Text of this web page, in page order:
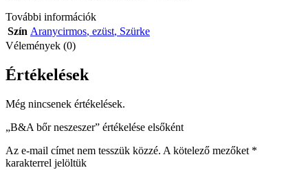
További információk
Szín Aranycirmos, ezüst, Szürke
Vélemények (0)
Értékelések
Még nincsenek értékelések.
„B&A bőr neszeszer” értékelése elsőként
Az e-mail címet nem tesszük közzé. A kötelező mezőket *
karakterrel jelöltük